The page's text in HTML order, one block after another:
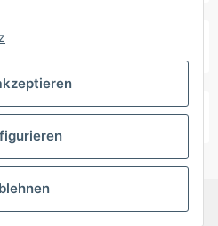
USt., zzgl.Versand